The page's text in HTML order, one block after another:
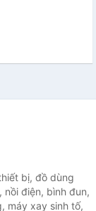
bị, đồ dùng
điện, bình đun,
máy xay sinh tố,